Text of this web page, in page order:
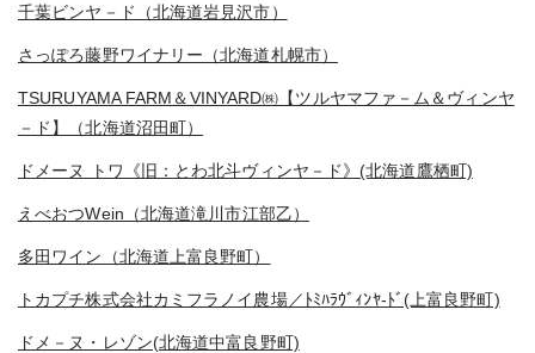
千葉ビンヤ－ド（北海道岩見沢市）
さっぽろ藤野ワイナリー（北海道札幌市）
TSURUYAMA FARM＆VINYARD㈱【ツルヤマファ－ム＆ヴィンヤ
－ド】（北海道沼田町）
ドメーヌ トワ《旧：とわ北斗ヴィンヤ－ド》(北海道鷹栖町)
えべおつWein（北海道滝川市江部乙）
多田ワイン（北海道上富良野町）
トカプチ株式会社カミフラノイ農場／ﾄﾐﾊﾗｳﾞｨﾝﾔ-ﾄﾞ(上富良野町)
ドメ－ヌ・レゾン(北海道中富良野町)